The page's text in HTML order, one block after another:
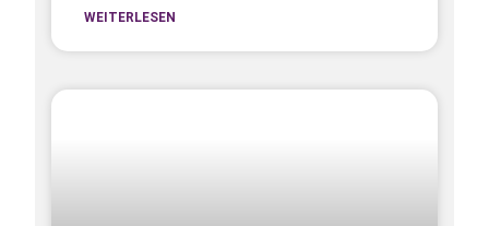
WEITERLESEN